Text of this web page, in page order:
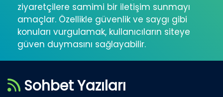
ziyaretçilere samimi bir iletişim sunmayı
amaçlar. Özellikle güvenlik ve saygı gibi
konuları vurgulamak, kullanıcıların siteye
güven duymasını sağlayabilir.
Sohbet Yazıları